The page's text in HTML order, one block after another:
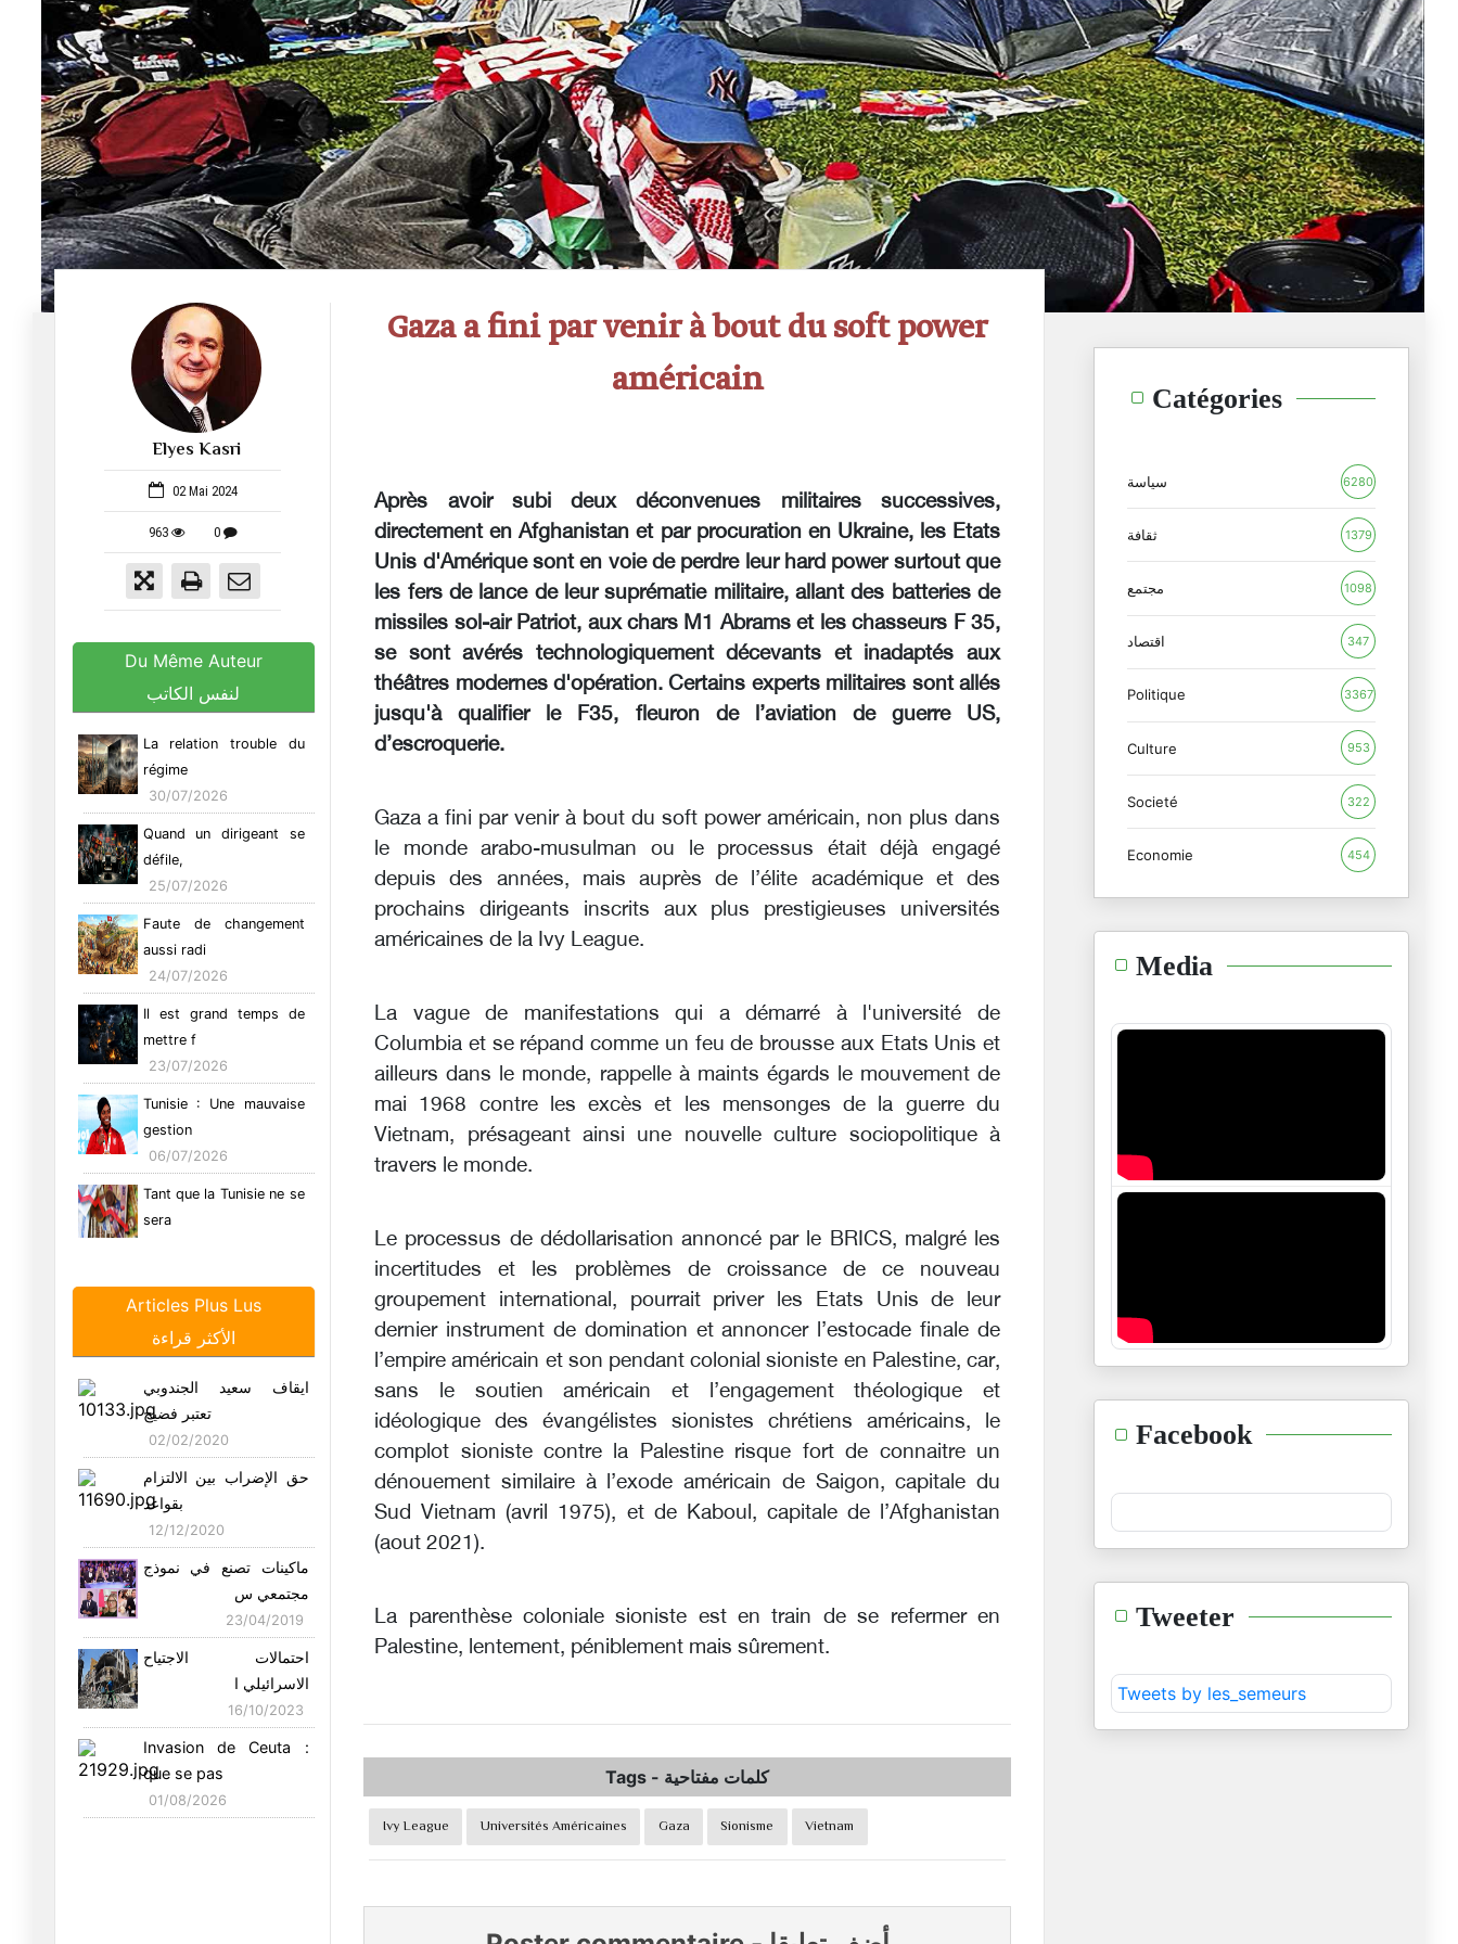
Elyes Kasri
02 Mai 2024
963 0
Du Même Auteur
لنفس الكاتب
La relation trouble du
régime
30/07/2026
Quand un dirigeant se
défile,
25/07/2026
Faute de changement
aussi radi
24/07/2026
Il est grand temps de
mettre f
23/07/2026
Tunisie : Une mauvaise
gestion
06/07/2026
Tant que la Tunisie ne se
sera
Les entreprises
communautaires
26/06/2026
de l’hom
29/05/2026
duplicité mani
16/05/2026
pour une T
europée
02/04/2026
Articles Plus Lus
الأكثر قراءة
ايقاف سعيد الجندوبي
تعتبر فضيح
02/02/2020
حق الإضراب بين الالتزام
بقواعد
12/12/2020
ماكينات تصنع في نموذج
مجتمعي س
23/04/2019
احتمالات الاجتياح
الاسرائيلي ا
16/10/2023
Invasion de Ceuta :
que se pas
01/08/2026
Gaza a fini par venir à bout du soft power
américain
Après avoir subi deux déconvenues militaires successives,
directement en Afghanistan et par procuration en Ukraine, les Etats
Unis d'Amérique sont en voie de perdre leur hard power surtout que
les fers de lance de leur suprématie militaire, allant des batteries de
missiles sol-air Patriot, aux chars M1 Abrams et les chasseurs F 35,
se sont avérés technologiquement décevants et inadaptés aux
théâtres modernes d'opération. Certains experts militaires sont allés
jusqu'à qualifier le F35, fleuron de l’aviation de guerre US,
d’escroquerie.
Gaza a fini par venir à bout du soft power américain, non plus dans
le monde arabo-musulman ou le processus était déjà engagé
depuis des années, mais auprès de l’élite académique et des
prochains dirigeants inscrits aux plus prestigieuses universités
américaines de la Ivy League.
La vague de manifestations qui a démarré à l'université de
Columbia et se répand comme un feu de brousse aux Etats Unis et
ailleurs dans le monde, rappelle à maints égards le mouvement de
mai 1968 contre les excès et les mensonges de la guerre du
Vietnam, présageant ainsi une nouvelle culture sociopolitique à
travers le monde.
Le processus de dédollarisation annoncé par le BRICS, malgré les
incertitudes et les problèmes de croissance de ce nouveau
groupement international, pourrait priver les Etats Unis de leur
dernier instrument de domination et annoncer l’estocade finale de
l’empire américain et son pendant colonial sioniste en Palestine, car,
sans le soutien américain et l’engagement théologique et
idéologique des évangélistes sionistes chrétiens américains, le
complot sioniste contre la Palestine risque fort de connaitre un
dénouement similaire à l’exode américain de Saigon, capitale du
Sud Vietnam (avril 1975), et de Kaboul, capitale de l’Afghanistan
(aout 2021).
La parenthèse coloniale sioniste est en train de se refermer en
Palestine, lentement, péniblement mais sûrement.
Tags - كلمات مفتاحية
Ivy League Universités Américaines Gaza Sionisme Vietnam
Catégories
سياسة 6280
ثقافة 1379
مجتمع 1098
اقتصاد 347
Politique 3367
Culture 953
Societé 322
Economie 454
Media
Facebook
Tweeter
Tweets by les_semeurs